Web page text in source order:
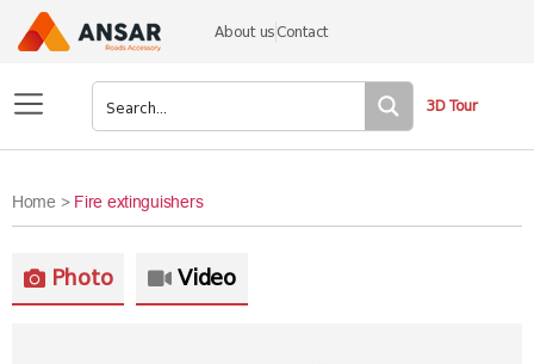
About us Contact
3D Tour
Home > Fire extinguishers
Photo Video